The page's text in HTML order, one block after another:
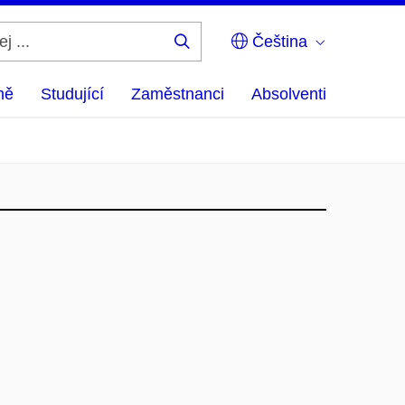
Čeština
Studující Zaměstnanci Absolventi